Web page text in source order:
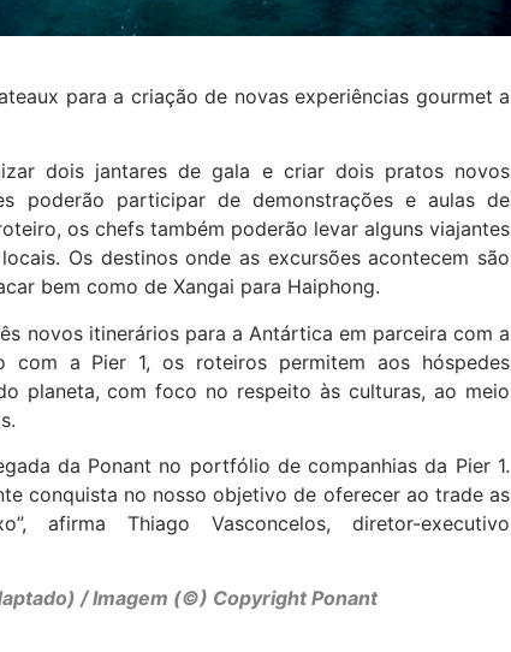
para a criação de novas experiências gourmet a
dois jantares de gala e criar dois pratos novos
poderão participar de demonstrações e aulas de
os chefs também poderão levar alguns viajantes
Os destinos onde as excursões acontecem são
bem como de Xangai para Haiphong.
novos itinerários para a Antártica em parceira com a
com a Pier 1, os roteiros permitem aos hóspedes
planeta, com foco no respeito às culturas, ao meio
da Ponant no portfólio de companhias da Pier 1.
conquista no nosso objetivo de oferecer ao trade as
afirma Thiago Vasconcelos, diretor-executivo
/ Imagem (©) Copyright Ponant